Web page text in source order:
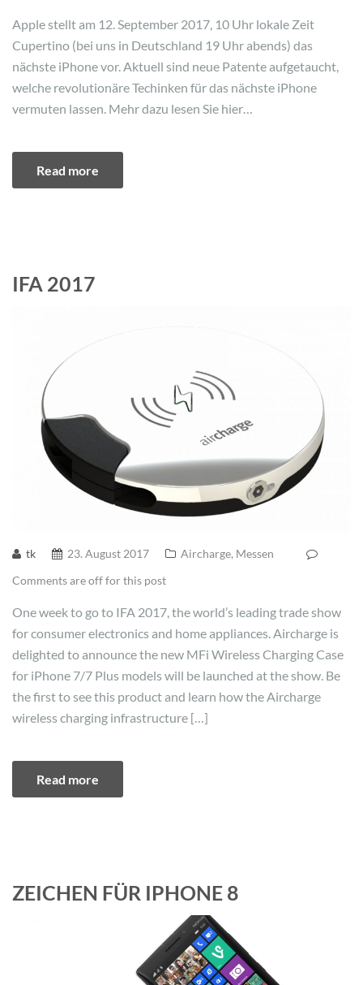
Apple stellt am 12. September 2017, 10 Uhr lokale Zeit
Cupertino (bei uns in Deutschland 19 Uhr abends) das
nächste iPhone vor. Aktuell sind neue Patente aufgetaucht,
welche revolutionäre Techinken für das nächste iPhone
vermuten lassen. Mehr dazu lesen Sie hier…
Read more
IFA 2017
tk 23. August 2017 Aircharge, Messen
Comments are off for this post
One week to go to IFA 2017, the world’s leading trade show
for consumer electronics and home appliances. Aircharge is
delighted to announce the new MFi Wireless Charging Case
for iPhone 7/7 Plus models will be launched at the show. Be
the first to see this product and learn how the Aircharge
wireless charging infrastructure […]
Read more
ZEICHEN FÜR IPHONE 8